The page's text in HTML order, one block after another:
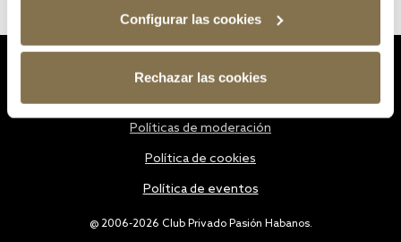
Configurar las cookies
Rechazar las cookies
@ 2006-2026 Club Privado Pasión Habanos.
Políticas de moderación
Política de cookies
Política de eventos